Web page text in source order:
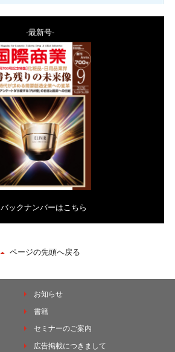
-最新号-
バックナンバーはこちら
ページの先頭へ戻る
お知らせ
書籍
セミナーのご案内
広告掲載につきまして